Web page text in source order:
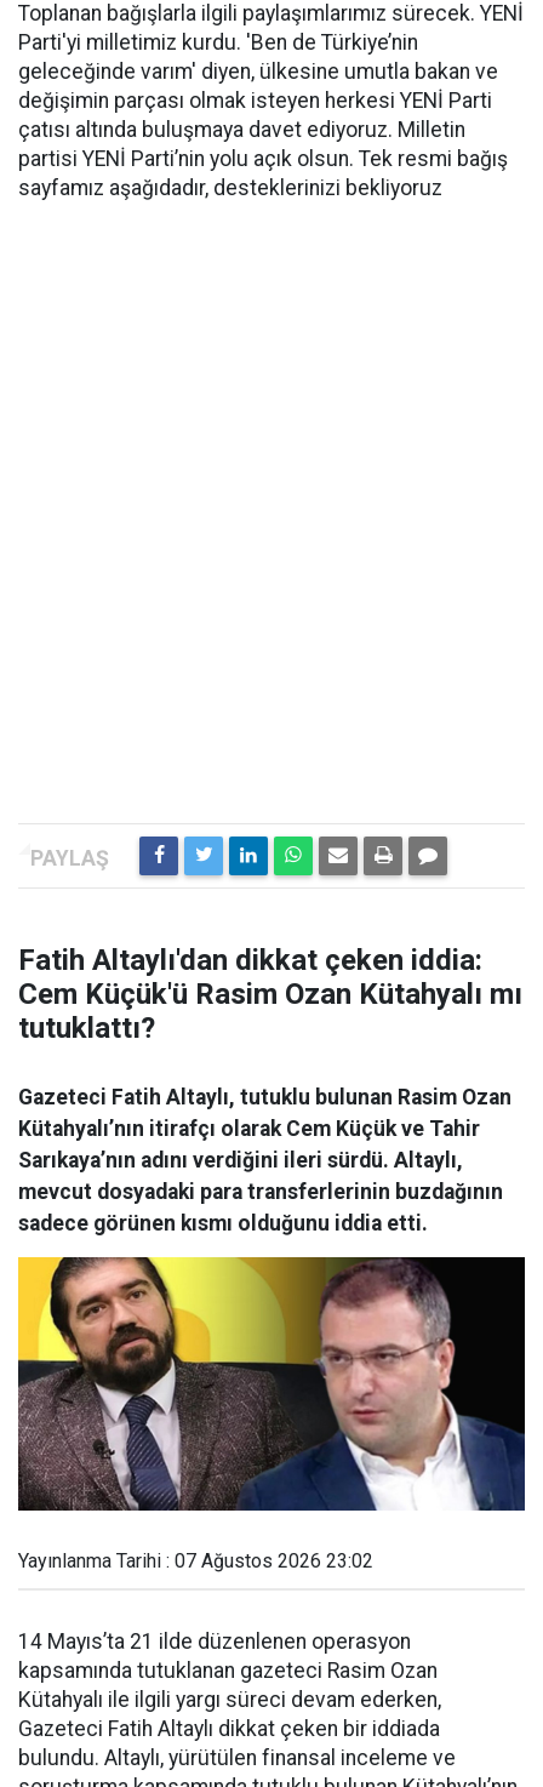
Toplanan bağışlarla ilgili paylaşımlarımız sürecek. YENİ
Parti'yi milletimiz kurdu. 'Ben de Türkiye’nin
geleceğinde varım' diyen, ülkesine umutla bakan ve
değişimin parçası olmak isteyen herkesi YENİ Parti
çatısı altında buluşmaya davet ediyoruz. Milletin
partisi YENİ Parti’nin yolu açık olsun. Tek resmi bağış
sayfamız aşağıdadır, desteklerinizi bekliyoruz
Fatih Altaylı'dan dikkat çeken iddia:
Cem Küçük'ü Rasim Ozan Kütahyalı mı
tutuklattı?
Gazeteci Fatih Altaylı, tutuklu bulunan Rasim Ozan
Kütahyalı’nın itirafçı olarak Cem Küçük ve Tahir
Sarıkaya’nın adını verdiğini ileri sürdü. Altaylı,
mevcut dosyadaki para transferlerinin buzdağının
sadece görünen kısmı olduğunu iddia etti.
Yayınlanma Tarihi : 07 Ağustos 2026 23:02
14 Mayıs’ta 21 ilde düzenlenen operasyon
kapsamında tutuklanan gazeteci Rasim Ozan
Kütahyalı ile ilgili yargı süreci devam ederken,
Gazeteci Fatih Altaylı dikkat çeken bir iddiada
bulundu. Altaylı, yürütülen finansal inceleme ve